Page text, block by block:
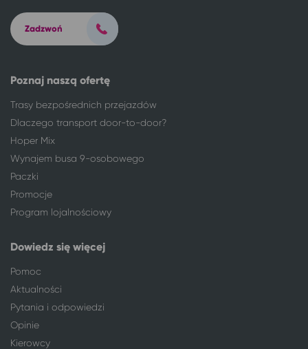
Łódź
Długopole-Zdrój
Łódź
Złoty Stok
Łódź
Stronie Śląskie
Łódź
Bobolin
Łódź
Darłowo
Łódź
Mielenko, gm. Mielno
Łódź
Łódź
Ustka
Łódź
Łódź
Łódź
Kamień Pomorski
Łódź
Inowrocław
Łódź
Łódź
Łódź
Szczawno-Zdrój
Łódź
Poznaj naszą ofertę
Trasy bezpośrednich przejazdów
Dlaczego transport door-to-door?
Hoper Mix
Wynajem busa 9-osobowego
Paczki
Promocje
Program lojalnościowy
Dowiedz się więcej
Pomoc
Aktualności
Pytania i odpowiedzi
Opinie
Kierowcy
Zadzwoń